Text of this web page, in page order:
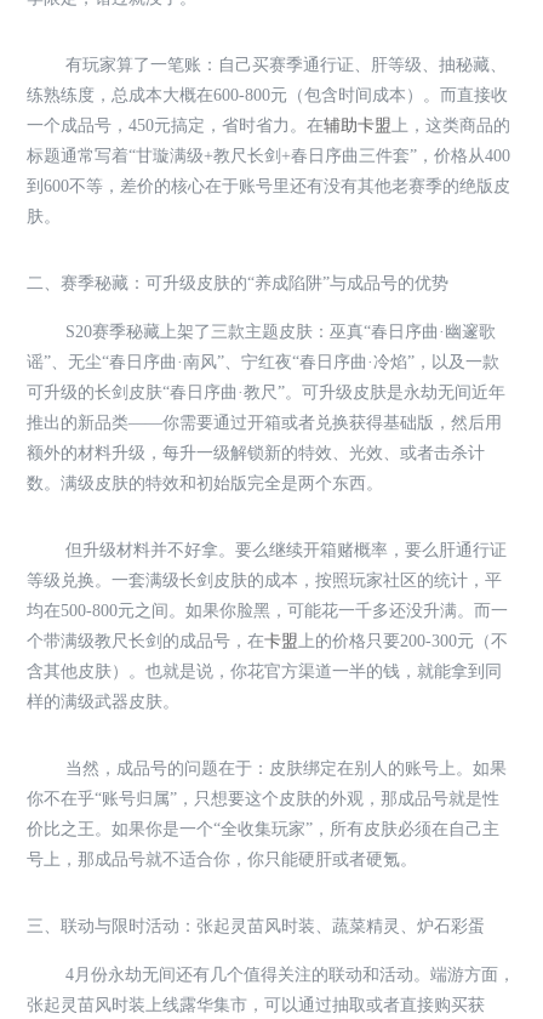
有玩家算了一笔账：自己买赛季通行证、肝等级、抽秘藏、
练熟练度，总成本大概在600-800元（包含时间成本）。而直接收
一个成品号，450元搞定，省时省力。在辅助卡盟上，这类商品的
标题通常写着“甘璇满级+教尺长剑+春日序曲三件套”，价格从400
到600不等，差价的核心在于账号里还有没有其他老赛季的绝版皮
肤。
二、赛季秘藏：可升级皮肤的“养成陷阱”与成品号的优势
S20赛季秘藏上架了三款主题皮肤：巫真“春日序曲·幽邃歌
谣”、无尘“春日序曲·南风”、宁红夜“春日序曲·冷焰”，以及一款
可升级的长剑皮肤“春日序曲·教尺”。可升级皮肤是永劫无间近年
推出的新品类——你需要通过开箱或者兑换获得基础版，然后用
额外的材料升级，每升一级解锁新的特效、光效、或者击杀计
数。满级皮肤的特效和初始版完全是两个东西。
但升级材料并不好拿。要么继续开箱赌概率，要么肝通行证
等级兑换。一套满级长剑皮肤的成本，按照玩家社区的统计，平
均在500-800元之间。如果你脸黑，可能花一千多还没升满。而一
个带满级教尺长剑的成品号，在卡盟上的价格只要200-300元（不
含其他皮肤）。也就是说，你花官方渠道一半的钱，就能拿到同
样的满级武器皮肤。
当然，成品号的问题在于：皮肤绑定在别人的账号上。如果
你不在乎“账号归属”，只想要这个皮肤的外观，那成品号就是性
价比之王。如果你是一个“全收集玩家”，所有皮肤必须在自己主
号上，那成品号就不适合你，你只能硬肝或者硬氪。
三、联动与限时活动：张起灵苗风时装、蔬菜精灵、炉石彩蛋
4月份永劫无间还有几个值得关注的联动和活动。端游方面，
张起灵苗风时装上线露华集市，可以通过抽取或者直接购买获